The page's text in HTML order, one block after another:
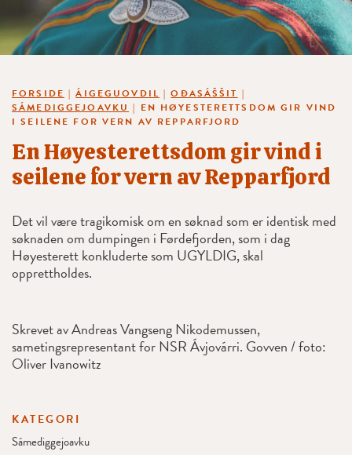
FORSIDE |ÁIGEGUOVDIL |OĐASÁŠŠIT |
SÁMEDIGGEJOAVKU | EN HØYESTERETTSDOM GIR VIND
I SEILENE FOR VERN AV REPPARFJORD
En Høyesterettsdom gir vind i
seilene for vern av Repparfjord
Det vil være tragikomisk om en søknad som er identisk med
søknaden om dumpingen i Førdefjorden, som i dag
Høyesterett konkluderte som UGYLDIG, skal
opprettholdes.
Skrevet av Andreas Vangseng Nikodemussen,
sametingsrepresentant for NSR Ávjovárri. Govven / foto:
Oliver Ivanowitz
KATEGORI
Sámediggejoavku